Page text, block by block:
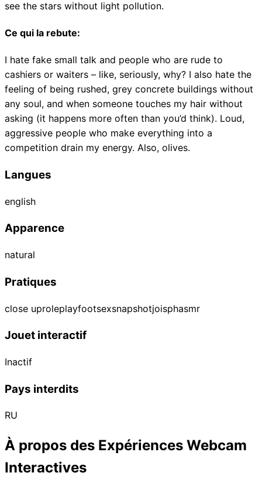
see the stars without light pollution.
Ce qui la rebute:
I hate fake small talk and people who are rude to
cashiers or waiters – like, seriously, why? I also hate the
feeling of being rushed, grey concrete buildings without
any soul, and when someone touches my hair without
asking (it happens more often than you’d think). Loud,
aggressive people who make everything into a
competition drain my energy. Also, olives.
Langues
english
Apparence
natural
Pratiques
close uproleplayfootsexsnapshotjoisphasmr
Jouet interactif
Inactif
Pays interdits
RU
À propos des Expériences Webcam
Interactives